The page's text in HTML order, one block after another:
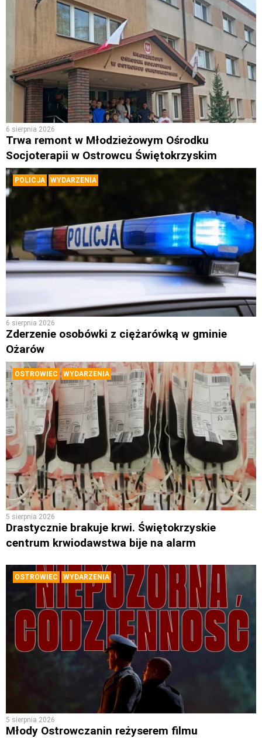
6 sierpnia 2026
Trwa remont w Młodzieżowym Ośrodku
Socjoterapii w Ostrowcu Świętokrzyskim
POLICJA WYDARZENIA
6 sierpnia 2026
Zderzenie osobówki z ciężarówką w gminie
Ożarów
OSTROWIEC WYDARZENIA
5 sierpnia 2026
Drastycznie brakuje krwi. Świętokrzyskie
centrum krwiodawstwa bije na alarm
OSTROWIEC WYDARZENIA
5 sierpnia 2026
Młody Ostrowczanin reżyserem filmu